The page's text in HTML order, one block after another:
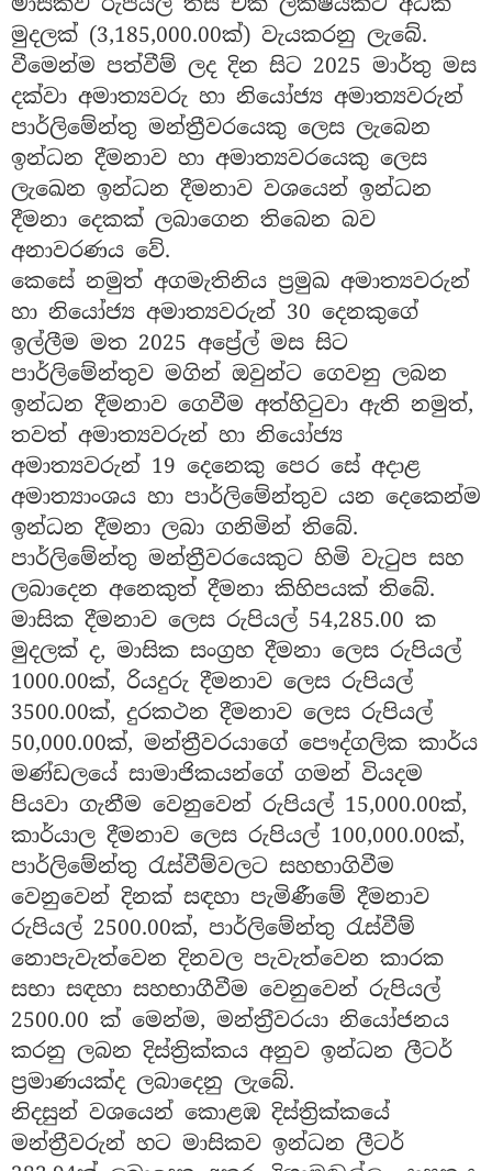
මුදලක් (3,185,000.00ක්) වැයකරනු ලැබේ.
වීමෙන්ම පත්වීම් ලද දින සිට 2025 මාර්තු මස
දක්වා අමාත්‍යවරු හා නියෝජ්‍ය අමාත්‍යවරුන්
පාර්ලිමේන්තු මන්ත්‍රීවරයෙකු ලෙස ලැබෙන
ඉන්ධන දීමනාව හා අමාත්‍යවරයෙකු ලෙස
ලැඛෙන ඉන්ධන දීමනාව වශයෙන් ඉන්ධන
දීමනා දෙකක් ලබාගෙන තිබෙන බව
අනාවරණය වේ.
කෙසේ නමුත් අගමැතිනිය ප්‍රමුඛ අමාත්‍යවරුන්
හා නියෝජ්‍ය අමාත්‍යවරුන් 30 දෙනකුගේ
ඉල්ලීම මත 2025 අප්‍රේල් මස සිට
පාර්ලිමේන්තුව මගින් ඔවුන්ට ගෙවනු ලබන
ඉන්ධන දීමනාව ගෙවීම අත්හිටුවා ඇති නමුත්,
තවත් අමාත්‍යවරුන් හා නියෝජ්‍ය
අමාත්‍යවරුන් 19 දෙනෙකු පෙර සේ අදාළ
අමාත්‍යාංශය හා පාර්ලිමේන්තුව යන දෙකෙන්ම
ඉන්ධන දීමනා ලබා ගනිමින් තිබේ.
පාර්ලිමේන්තු මන්ත්‍රීවරයෙකුට හිමි වැටුප සහ
ලබාදෙන අනෙකුත් දීමනා කිහිපයක් තිබේ.
මාසික දීමනාව ලෙස රුපියල් 54,285.00 ක
මුදලක් ද, මාසික සංග්‍රහ දීමනා ලෙස රුපියල්
1000.00ක්, රියදුරු දීමනාව ලෙස රුපියල්
3500.00ක්, දුරකථන දීමනාව ලෙස රුපියල්
50,000.00ක්, මන්ත්‍රීවරයාගේ පෞද්ගලික කාර්ය
මණ්ඩලයේ සාමාජිකයන්ගේ ගමන් වියදම
පියවා ගැනීම වෙනුවෙන් රුපියල් 15,000.00ක්,
කාර්යාල දීමනාව ලෙස රුපියල් 100,000.00ක්,
පාර්ලිමේන්තු රැස්වීම්වලට සහභාගිවීම
වෙනුවෙන් දිනක් සඳහා පැමිණීමේ දීමනාව
රුපියල් 2500.00ක්, පාර්ලිමේන්තු රැස්වීම්
නොපැවැත්වෙන දිනවල පැවැත්වෙන කාරක
සභා සඳහා සහභාගීවීම වෙනුවෙන් රුපියල්
2500.00 ක් මෙන්ම, මන්ත‍්‍රීවරයා නියෝජනය
කරනු ලබන දිස්ත්‍රික්කය අනුව ඉන්ධන ලීටර්
ප්‍රමාණයක්ද ලබාදෙනු ලැබේ.
නිදසුන් වශයෙන් කොළඹ දිස්ත්‍රික්කයේ
මන්ත්‍රීවරුන් හට මාසිකව ඉන්ධන ලීටර්